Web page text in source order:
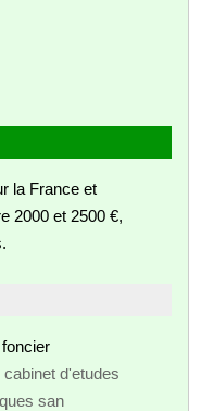
la France et
2000 et 2500 €,
d'etudes
san